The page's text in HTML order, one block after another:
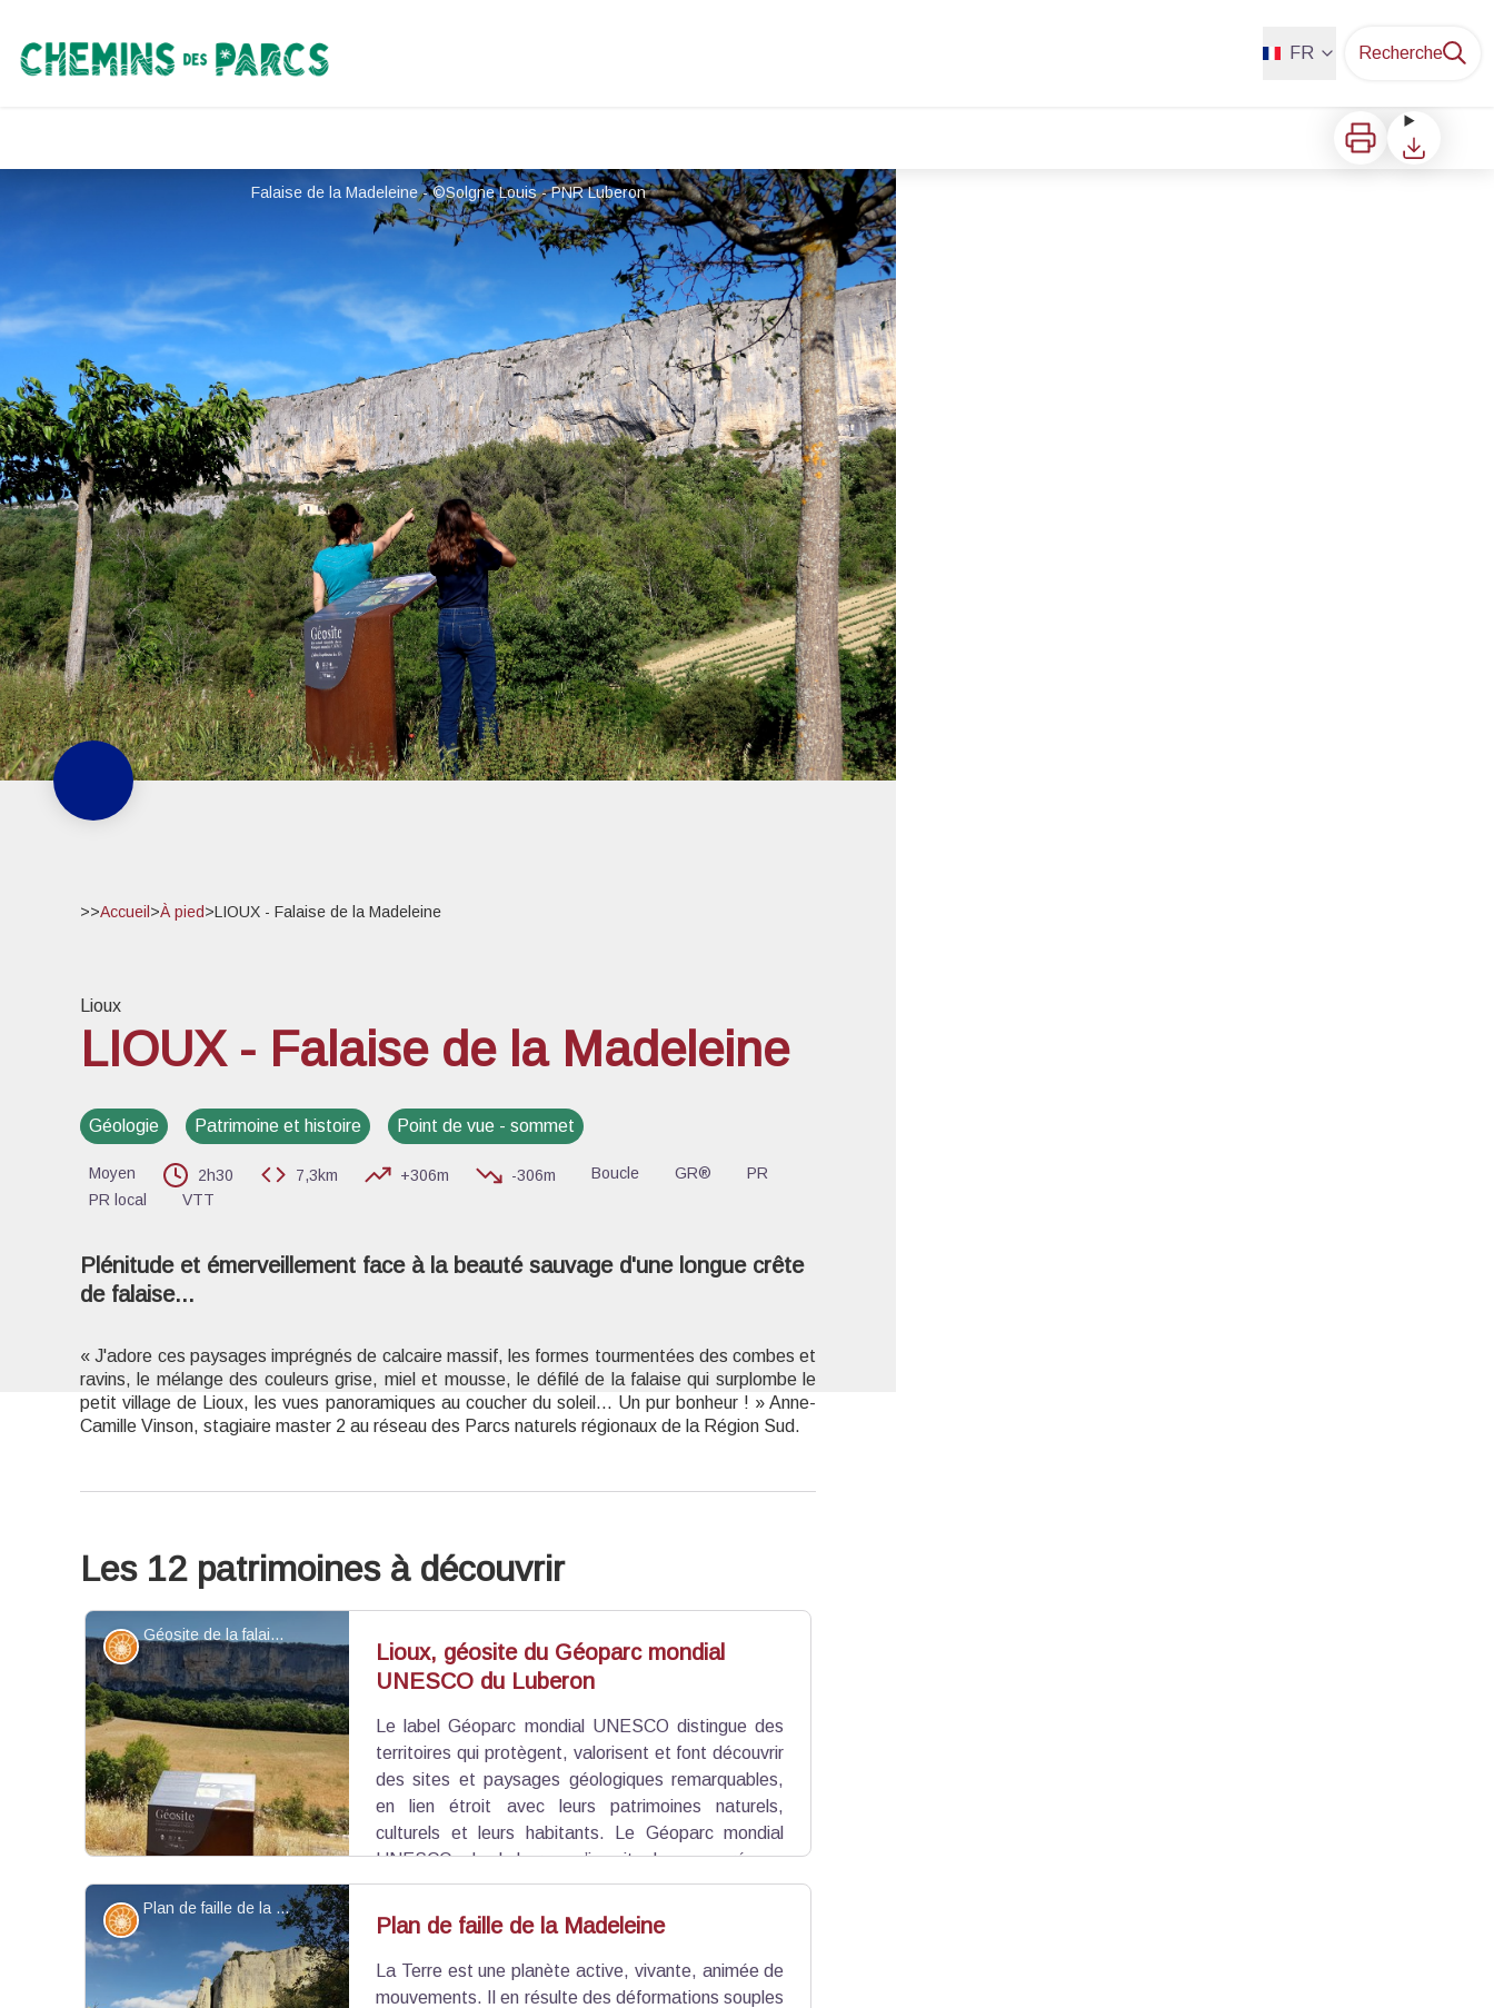
Chemins des Parcs FR Recherche
ImprimerTélécharger
Falaise de la Madeleine - ©Solgne Louis - PNR Luberon
>>Accueil >À pied>LIOUX - Falaise de la Madeleine
Lioux
LIOUX - Falaise de la Madeleine
Géologie Patrimoine et histoire Point de vue - sommet
Moyen 2h30 7,3km +306m -306m Boucle GR®
PR
PR local
VTT
Plénitude et émerveillement face à la beauté sauvage d'une longue crête
de falaise...
« J'adore ces paysages imprégnés de calcaire massif, les formes tourmentées des combes et
ravins, le mélange des couleurs grise, miel et mousse, le défilé de la falaise qui surplombe le
petit village de Lioux, les vues panoramiques au coucher du soleil... Un pur bonheur ! » Anne-
Camille Vinson, stagiaire master 2 au réseau des Parcs naturels régionaux de la Région Sud.
Les 12 patrimoines à découvrir
Géosite de la falaise de la Madeleine - ©Stéphane Legal - PNR Luberon
Voir l'image en plein écran
Géologie
Lioux, géosite du Géoparc mondial
UNESCO du Luberon
Le label Géoparc mondial UNESCO distingue des
territoires qui protègent, valorisent et font découvrir
des sites et paysages géologiques remarquables,
en lien étroit avec leurs patrimoines naturels,
culturels et leurs habitants. Le Géoparc mondial
UNESCO du Luberon s’inscrit dans ce réseau
international engagé pour la transmission du patrimoine géologique. Animé et piloté
par le Parc naturel régional du Luberon, il réunit de nombreux géosites qui témoignent
de l’histoire de la Terre, structurent les paysages et illustrent les liens entre
géodiversité, biodiversité et activités humaines. Lafalaise de la Madeleine
à Lioux fait
partie de lasoixantaine de géositesidentifiés sur le territoire du Géoparc du Luberon,
Plan de faille de la Madeleine - ©OTI Pays d'Apt Luberon
Géologie Plan de faille de la Madeleine
La Terre est une planète active, vivante, animée de
mouvements. Il en résulte des déformations souples